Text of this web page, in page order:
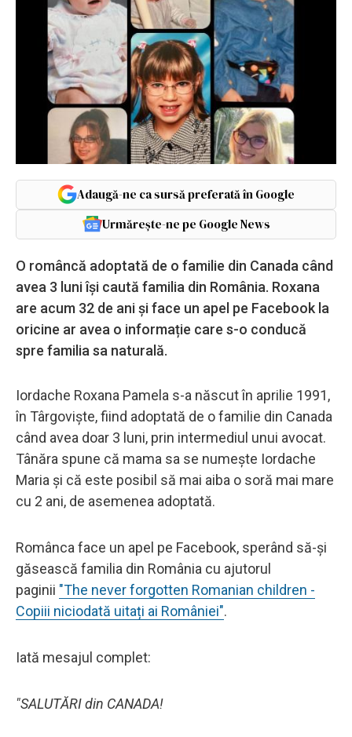
Adaugă-ne ca sursă preferată în Google
Urmărește-ne pe Google News
O româncă adoptată de o familie din Canada când
avea 3 luni își caută familia din România. Roxana
are acum 32 de ani și face un apel pe Facebook la
oricine ar avea o informație care s-o conducă
spre familia sa naturală.
Iordache Roxana Pamela s-a născut în aprilie 1991,
în Târgoviște, fiind adoptată de o familie din Canada
când avea doar 3 luni, prin intermediul unui avocat.
Tânăra spune că mama sa se numește Iordache
Maria și că este posibil să mai aiba o soră mai mare
cu 2 ani, de asemenea adoptată.
Românca face un apel pe Facebook, sperând să-și
găsească familia din România cu ajutorul
paginii "The never forgotten Romanian children -
Copiii niciodată uitați ai României".
Iată mesajul complet:
"SALUTĂRI din CANADA!